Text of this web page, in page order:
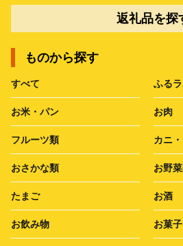
返礼品を探
ものから探す
すべて ふる
お米・パン お肉
フルーツ類 カニ
おさかな類 お野
たまご お酒
お飲み物 お菓